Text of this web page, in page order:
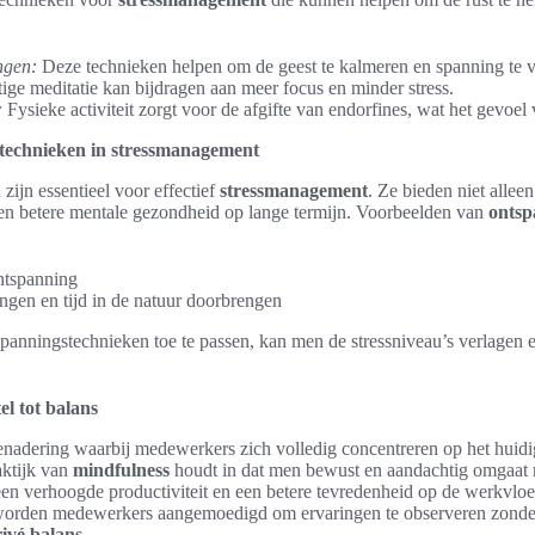
Deze technieken helpen om de geest te kalmeren en spanning te
meditatie kan bijdragen aan meer focus en minder stress.
Fysieke activiteit zorgt voor de afgifte van endorfines, wat het
in stressmanagement
zijn essentieel voor effectiefstressmanagement. Ze bieden niet
betere mentale gezondheid op lange termijn. Voorbeelden van
en tijd in de natuur doorbrengen
toe te passen, kan men de stressniveau’s verlagen
tot balans
waarbij medewerkers zich volledig concentreren op het
van mindfulness houdt in dat men bewust en aandachtig
verhoogde productiviteit en een betere tevredenheid op de
medewerkers aangemoedigd om ervaringen te observeren